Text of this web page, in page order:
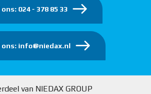
ons: 024 - 378 85 33
ons: info@niedax.nl
van NIEDAX GROUP